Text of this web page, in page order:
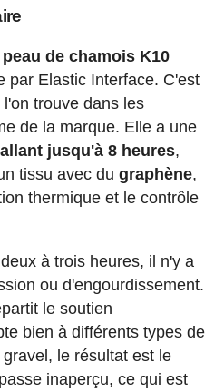
peau de chamois K10
par Elastic Interface. C'est
trouve dans les
de la marque. Elle a une
jusqu'à 8 heures,
tissu avec du graphène,
thermique et le contrôle
à trois heures, il n'y a
ou d'engourdissement.
le soutien
bien à différents types de
le résultat est le
inaperçu, ce qui est